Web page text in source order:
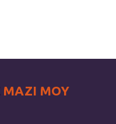
ΜΑΖΙ ΜΟΥ